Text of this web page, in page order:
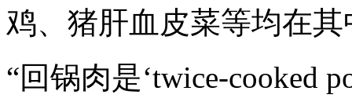
鸡、猪肝血皮菜等均在其
“回锅肉是‘twice-cooked